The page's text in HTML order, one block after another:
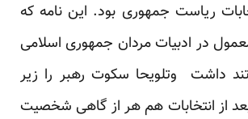
ریاست جمهوری بود. این نامه که
در ادبیات مردان جمهوری اسلامی
داشت وتلویحا سکوت رهبر را زیر
از انتخابات هم هر از گاهی شخصیت